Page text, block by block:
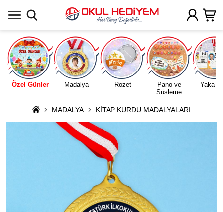
Özel Günler Madalya Rozet
Pano ve
Süsleme
Yaka
MADALYA KİTAP KURDU MADALYALARI
Uygulamada Aç